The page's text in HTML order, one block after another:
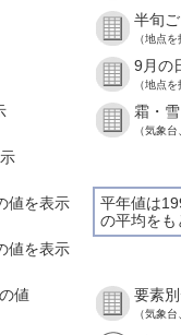
半旬
（地点
9月の
（地点
霜・
（気象
平年値は
の平均をも
値を表示
値を表示
値 要素
（気象